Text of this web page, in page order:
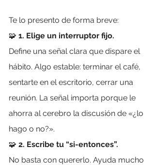
Te lo presento de forma breve:
🧩 1. Elige un interruptor fijo.
Define una señal clara que dispare el
hábito. Algo estable: terminar el café,
sentarte en el escritorio, cerrar una
reunión. La señal importa porque le
ahorra al cerebro la discusión de «¿lo
hago o no?».
🧩 2. Escribe tu “si-entonces”.
No basta con quererlo. Ayuda mucho